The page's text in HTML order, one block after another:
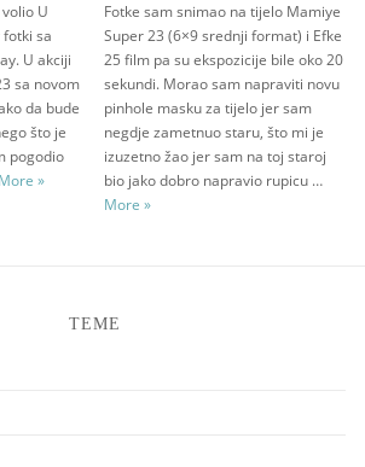
U
sa
U akciji
sa novom
da bude
što je
pogodio
More Pinhole Day 2012. fotke
»
Fotke sam snimao na tijelo Mamiye
Super 23 (6×9 srednji format) i Efke
25 film pa su ekspozicije bile oko 20
sekundi. Morao sam napraviti novu
pinhole masku za tijelo jer sam
negdje zametnuo staru, što mi je
izuzetno žao jer sam na toj staroj
bio jako dobro napravio rupicu …
More Pinhole Day 2011. fotke
»
TEME